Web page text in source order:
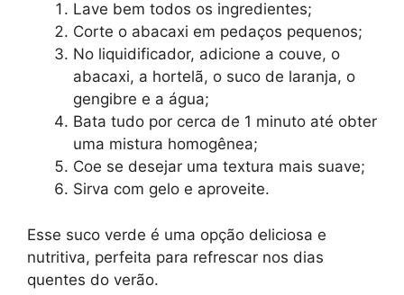
Lave bem todos os ingredientes;
Corte o abacaxi em pedaços pequenos;
No liquidificador, adicione a couve, o
abacaxi, a hortelã, o suco de laranja, o
gengibre e a água;
Bata tudo por cerca de 1 minuto até obter
uma mistura homogênea;
Coe se desejar uma textura mais suave;
Sirva com gelo e aproveite.
Esse suco verde é uma opção deliciosa e
nutritiva, perfeita para refrescar nos dias
quentes do verão.